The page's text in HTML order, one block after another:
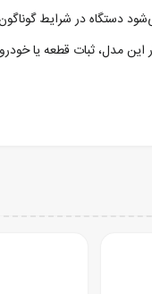
و حداکثر ارتفاع 46 سانتی‌ متری
مدل، ثبات قطعه یا